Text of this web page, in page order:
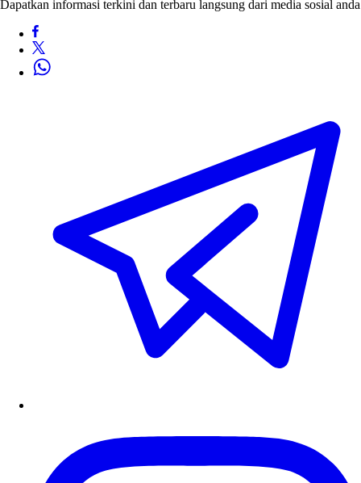
Dapatkan informasi terkini dan terbaru langsung dari media sosial anda